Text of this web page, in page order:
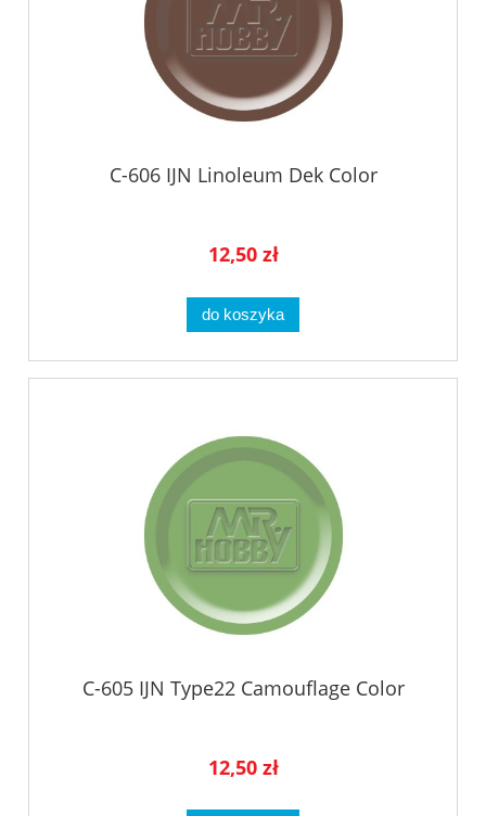
C-606 IJN Linoleum Dek Color
12,50 zł
do koszyka
C-605 IJN Type22 Camouflage Color
12,50 zł